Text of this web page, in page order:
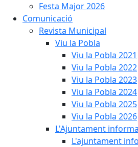
Festa Major 2026
Comunicació
Revista Municipal
Viu la Pobla
Viu la Pobla 2021
Viu la Pobla 2022
Viu la Pobla 2023
Viu la Pobla 2024
Viu la Pobla 2025
Viu la Pobla 2026
L'Ajuntament informa
L'ajuntament